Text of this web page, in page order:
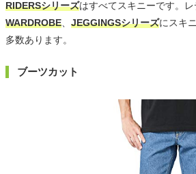
RIDERSシリーズはすべてスキニーです。
WARDROBE、 JEGGINGSシリーズにスキ
多数あります。
ブーツカット